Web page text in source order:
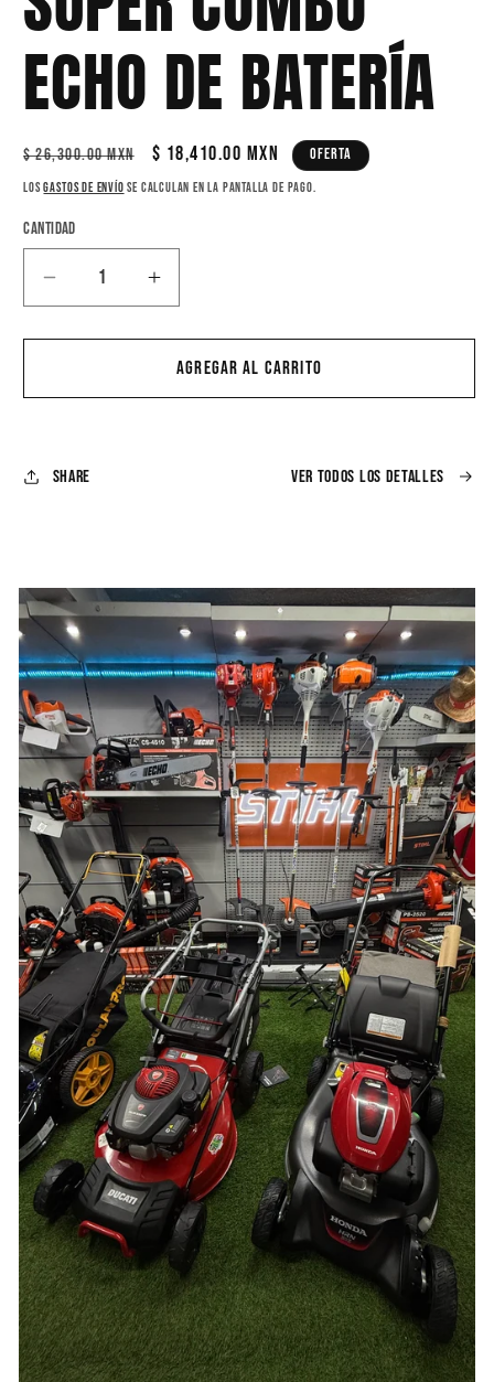
una
ventana
modal
ECHO DE BATERÍA
Precio
habitual
$ 26,300.00 MXN
Precio
de
$ 18,410.00 MXN Oferta
Losgastos de envío se calculan en la pantalla de pago.
Cantidad
Reducir
cantidad
para
COMBO
BATERÍA
Aumentar
cantidad
para
SUPER
COMBO
Agregar al carrito
Share Ver todos los detalles